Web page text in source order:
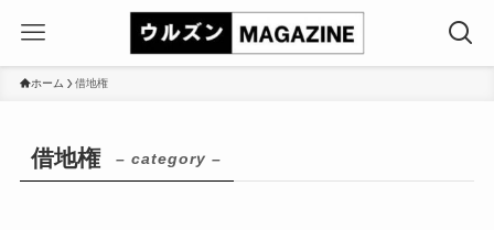
ホーム 借地権
借地権 – category –